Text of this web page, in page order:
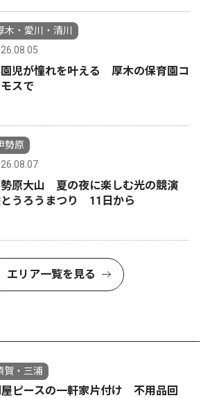
木・愛川・清川
児が憧れを叶える 厚木の保育園コ
スで
勢原
原大山 夏の夜に楽しむ光の競演
うろうまつり 11日から
エリア一覧を見る
賀・三浦
ピースの一軒家片付け 不用品回